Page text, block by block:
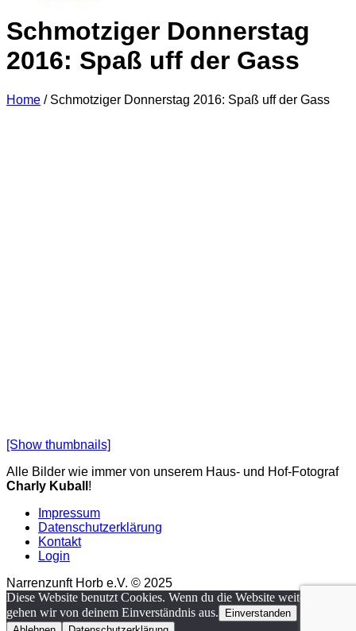
Schmotziger Donnerstag
2016: Spaß uff der Gass
Home / Schmotziger Donnerstag 2016: Spaß uff der Gass
[Show thumbnails]
Alle Bilder wie immer von unserem Haus- und Hof-Fotograf
Charly Kuball !
Impressum
Datenschutzerklärung
Kontakt
Login
Narrenzunft Horb e.V. © 2025
Diese Website benutzt Cookies. Wenn du die Website weiter nutzt,
gehen wir von deinem Einverständnis aus.
Einverstanden